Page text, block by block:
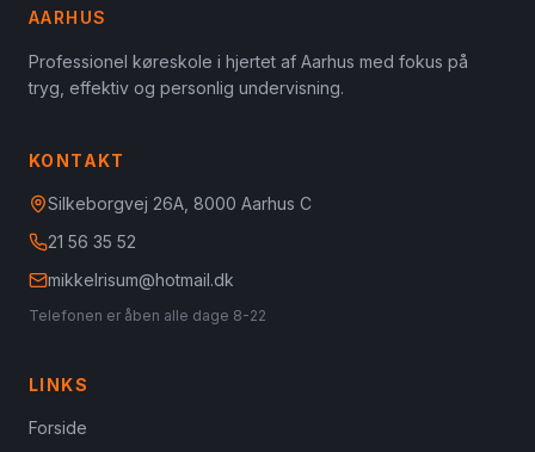
AARHUS
Professionel køreskole i hjertet af Aarhus med fokus på
tryg, effektiv og personlig undervisning.
KONTAKT
Silkeborgvej 26A, 8000 Aarhus C
21 56 35 52
mikkelrisum@hotmail.dk
Telefonen er åben alle dage 8-22
LINKS
Forside